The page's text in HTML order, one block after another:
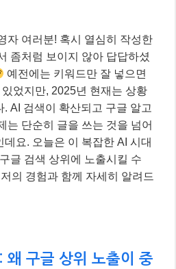
자 여러분! 혹시 열심히 작성한
좀처럼 보이지 않아 답답하셨
예전에는 키워드만 잘 넣으면
었지만, 2025년 현재는 상황
AI 검색이 확산되고 구글 알고
는 단순히 글을 쓰는 것을 넘어
요. 오늘은 이 복잡한 AI 시대
글 검색 상위에 노출시킬 수
의 경험과 함께 자세히 알려드
왜 구글 상위 노출이 중